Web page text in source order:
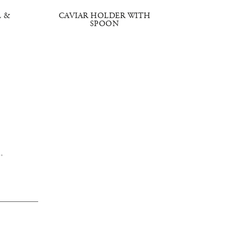
&
CAVIAR HOLDER WITH
SPOON